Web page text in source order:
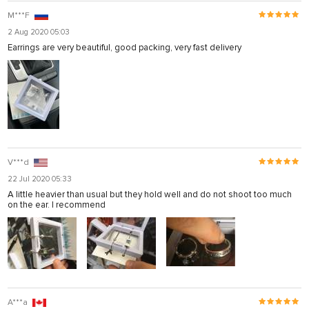
M***F
2 Aug 2020 05:03
Earrings are very beautiful, good packing, very fast delivery
V***d
22 Jul 2020 05:33
A little heavier than usual but they hold well and do not shoot too much
on the ear. I recommend
A***a